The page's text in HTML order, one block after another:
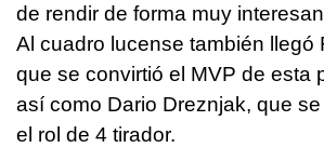
de rendir de forma muy
Al cuadro lucense también llegó
que se convirtió el MVP de esta
así como Dario Dreznjak, que
el rol de 4 tirador.